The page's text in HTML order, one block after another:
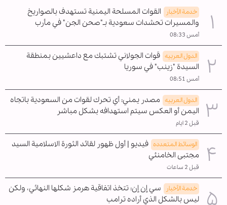
خدمة الأخبار
القوات المسلحة اليمنية تستهدف بالصواريخ
والمسيرات تحشدات سعودية بـ"صحن الجن" في مأرب
أمس 08:33
الدول العربیه قوات الجولاني تشتبك مع داعشيين بمنطقة
السيدة "زينب" في سوريا
أمس 08:51
الدول العربیه مصدر يمني: أي تحرك لقوات من السعودية باتجاه
اليمن أو العكس سيتم استهدافه بشكل مباشر
قبل 2 ايام
الوسائط المتعدده فيديو | أول ظهور لقائد الثورة الاسلامية السيد
مجتبى الخامنئي
قبل 2 ساعات
خدمة الأخبار
سي إن إن: تتخذ اتفاقية هرمز شكلها النهائي، ولكن
ليس بالشكل الذي أراده ترامب